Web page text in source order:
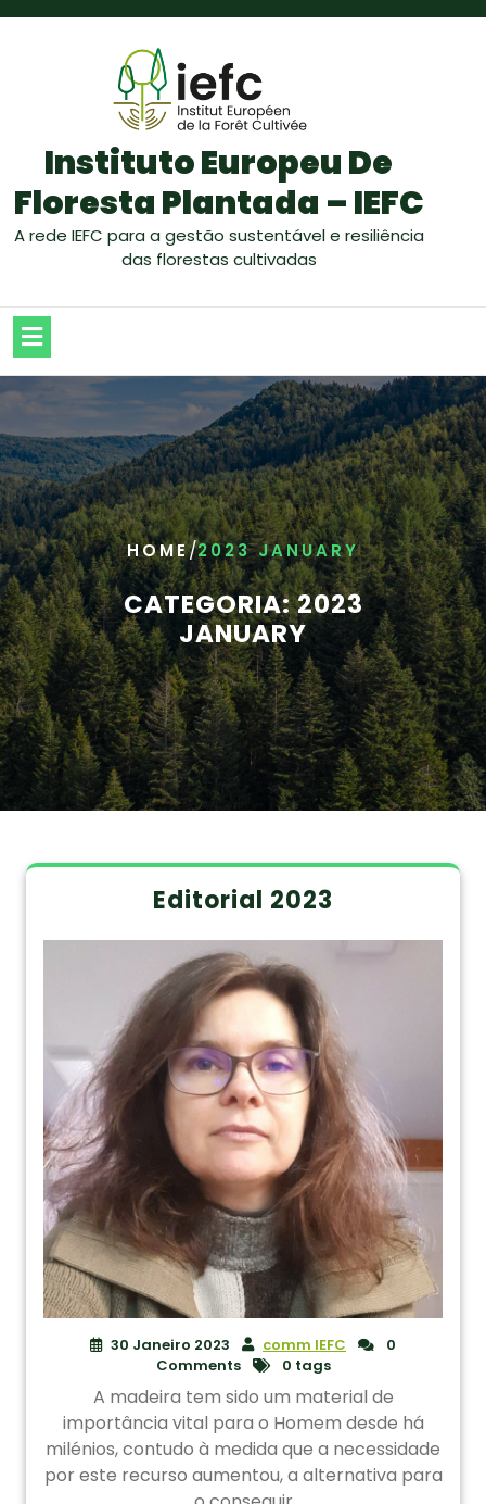
Instituto Europeu De
Floresta Plantada – IEFC
A rede IEFC para a gestão sustentável e resiliência
das florestas cultivadas
HOME/2023 JANUARY
CATEGORIA:2023
JANUARY
Editorial 2023
30 Janeiro 2023 comm IEFC
0
Comments
0 tags
A madeira tem sido um material de
importância vital para o Homem desde há
milénios, contudo à medida que a necessidade
por este recurso aumentou, a alternativa para